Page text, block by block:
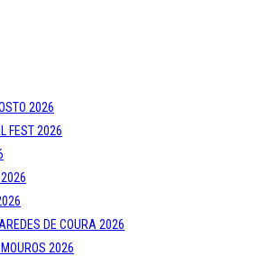
2026
FEST 2026
DE COURA 2026
2026